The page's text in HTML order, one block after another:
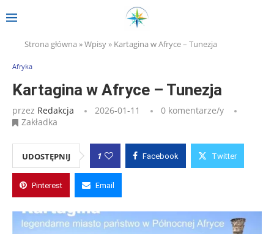
Strona główna »Wpisy» Kartagina w Afryce – Tunezja
Afryka
Kartagina w Afryce – Tunezja
przez Redakcja 2026-01-11
0 komentarze/y
Zakładka
UDOSTĘPNIJ 1 Facebook Twitter
Pinterest Email